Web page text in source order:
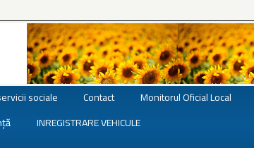
sociale Contact
Monitorul Oficial Local
INREGISTRARE VEHICULE